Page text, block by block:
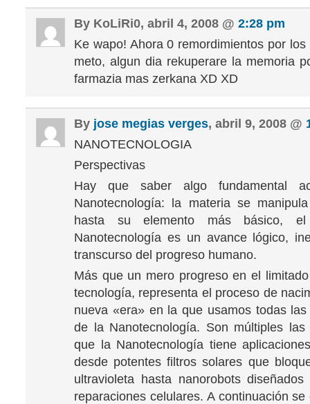
By KoLiRi0, abril 4, 2008 @ 2:28 pm
Ke wapo! Ahora 0 remordimientos por
meto, algun dia rekuperare la memoria
farmazia mas zerkana XD XD
By jose megias verges, abril 9, 2008 @
NANOTECNOLOGIA
Perspectivas
Hay que saber algo fundamental
Nanotecnología: la materia se
hasta su elemento más básico,
Nanotecnología es un avance lógico,
transcurso del progreso humano.
Más que un mero progreso en el
tecnología, representa el proceso de
nueva «era» en la que usamos todas las
de la Nanotecnología. Son múltiples
que la Nanotecnología tiene
desde potentes filtros solares que
ultravioleta hasta nanorobots
reparaciones celulares. A continuación